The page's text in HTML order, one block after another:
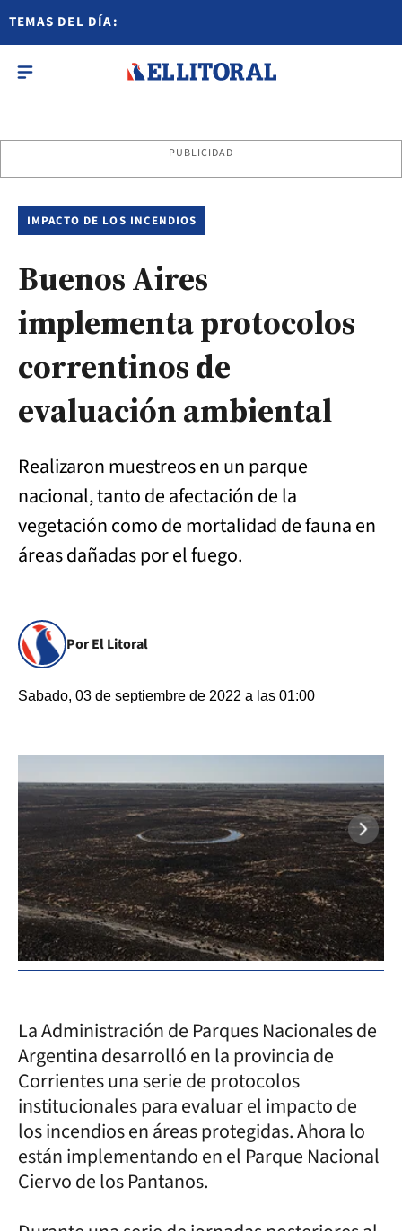
TEMAS DEL DÍA:
PUBLICIDAD
IMPACTO DE LOS INCENDIOS
Buenos Aires
implementa protocolos
correntinos de
evaluación ambiental
Realizaron muestreos en un parque
nacional, tanto de afectación de la
vegetación como de mortalidad de fauna en
áreas dañadas por el fuego.
Por El Litoral
Sabado, 03 de septiembre de 2022 a las 01:00
La Administración de Parques Nacionales de
Argentina desarrolló en la provincia de
Corrientes una serie de protocolos
institucionales para evaluar el impacto de
los incendios en áreas protegidas. Ahora lo
están implementando en el Parque Nacional
Ciervo de los Pantanos.